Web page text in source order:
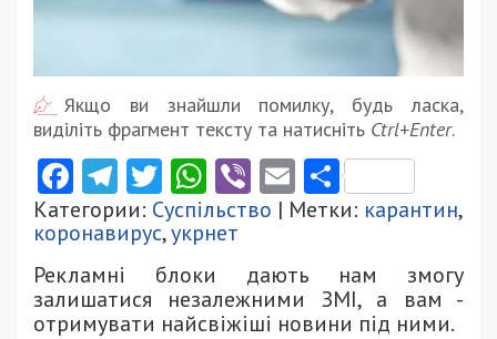
Якщо ви знайшли помилку, будь ласка,
виділіть фрагмент тексту та натисніть Ctrl+Enter.
Facebook
Telegram
Twitter
WhatsApp
ViberEmail
Категории: Суспільство | Метки: карантин,
коронавирус,укрнет
Рекламні блоки дають нам змогу
залишатися незалежними ЗМІ, а вам -
отримувати найсвіжіші новини під ними.